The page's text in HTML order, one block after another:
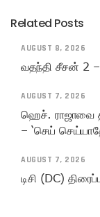
Related Posts
AUGUST 8, 2026
வதந்தி சீசன் 2
AUGUST 7, 2026
ஹெச். ராஜாவை
– ‘செய்
AUGUST 7, 2026
டிசி (DC)